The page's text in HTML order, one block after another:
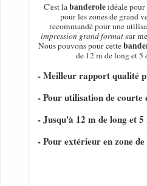
C'est labanderoleidéale
pour les zones de grand
recommandé pour une
impression grand formatsur
Nous pouvons pour cette
de 12 m de long et 5
- Meilleur rapport qualité
- Pour utilisation de courte
- Jusqu'à 12 m de long et
- Pour extérieur en zone